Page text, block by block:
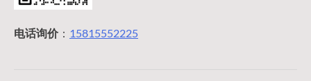
电话询价： 15815552225